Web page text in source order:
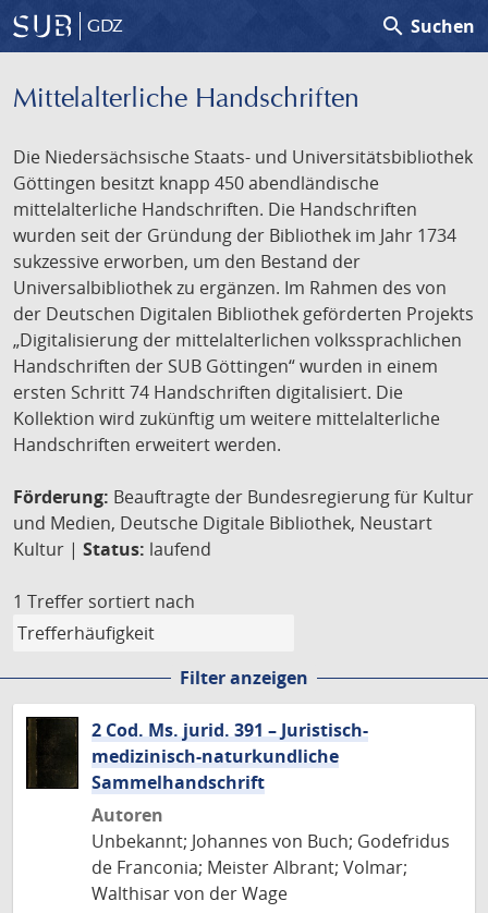
GDZ search Suchen
Mittelalterliche Handschriften
Die Niedersächsische Staats- und Universitätsbibliothek
Göttingen besitzt knapp 450 abendländische
mittelalterliche Handschriften. Die Handschriften
wurden seit der Gründung der Bibliothek im Jahr 1734
sukzessive erworben, um den Bestand der
Universalbibliothek zu ergänzen. Im Rahmen des von
der Deutschen Digitalen Bibliothek geförderten Projekts
„Digitalisierung der mittelalterlichen volkssprachlichen
Handschriften der SUB Göttingen“ wurden in einem
ersten Schritt 74 Handschriften digitalisiert. Die
Kollektion wird zukünftig um weitere mittelalterliche
Handschriften erweitert werden.
Förderung: Beauftragte der Bundesregierung für Kultur
und Medien, Deutsche Digitale Bibliothek, Neustart
Kultur | Status: laufend
1 Treffer sortiert nach
Filter anzeigen
2 Cod. Ms. jurid. 391 – Juristisch-
medizinisch-naturkundliche
Sammelhandschrift
Autoren
Unbekannt; Johannes von Buch; Godefridus
de Franconia; Meister Albrant; Volmar;
Walthisar von der Wage